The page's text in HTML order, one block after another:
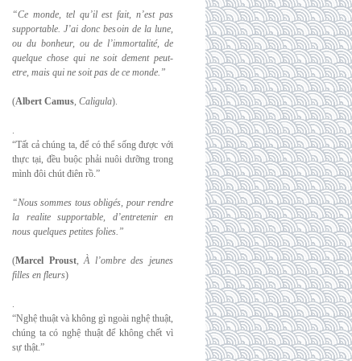
“Ce monde, tel qu’il est fait, n’est pas
supportable. J’ai donc besoin de la lune,
ou du bonheur, ou de l’immortalité, de
quelque chose qui ne soit dement peut-
etre, mais qui ne soit pas de ce monde.”
(Albert Camus, Caligula).
.
“Tất cả chúng ta, để có thể sống được với
thực tại, đều buộc phải nuôi dưỡng trong
mình đôi chút điên rồ.”
“Nous sommes tous obligés, pour rendre
la realite supportable, d’entretenir en
nous quelques petites folies.”
(Marcel Proust,À l’ombre des jeunes
filles en fleurs)
.
“Nghệ thuật và không gì ngoài nghệ thuật,
chúng ta có nghệ thuật để không chết vì
sự thật.”